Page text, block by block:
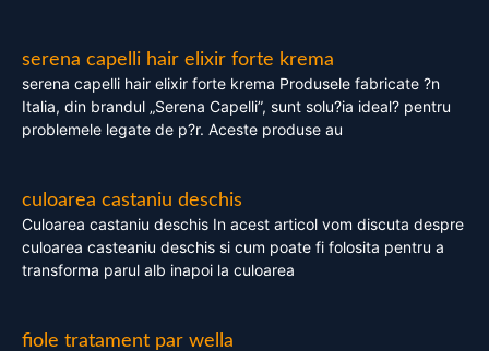
serena capelli hair elixir forte krema
serena capelli hair elixir forte krema Produsele fabricate ?n
Italia, din brandul „Serena Capelli”, sunt solu?ia ideal? pentru
problemele legate de p?r. Aceste produse au
culoarea castaniu deschis
Culoarea castaniu deschis In acest articol vom discuta despre
culoarea casteaniu deschis si cum poate fi folosita pentru a
transforma parul alb inapoi la culoarea
fiole tratament par wella